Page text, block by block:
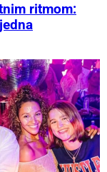
ritmom: